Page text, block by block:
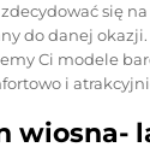
się
do danej
Ci modele
i
wiosna-